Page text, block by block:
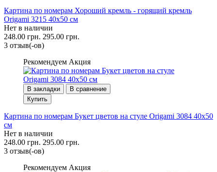
Картина по номерам Хороший кремль - горящий кремль
Origami 3215 40x50 см
Нет в наличии
248.00 грн. 295.00 грн.
3 отзыв(-ов)
Рекомендуем Акция
В закладки
В сравнение
Купить
Картина по номерам Букет цветов на стуле Origami 3084 40x50
см
Нет в наличии
248.00 грн. 295.00 грн.
3 отзыв(-ов)
Рекомендуем Акция